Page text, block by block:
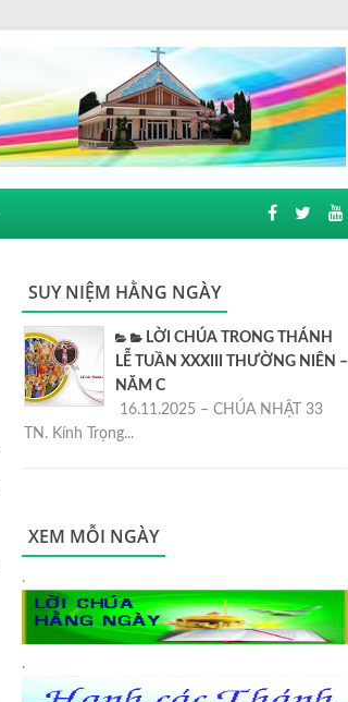
SUY NIỆM HẰNG NGÀY
LỜI CHÚA TRONG THÁNH
LỄ TUẦN XXXIII THƯỜNG NIÊN –
NĂM C
16.11.2025 – CHÚA NHẬT 33
TN. Kính Trọng...
XEM MỖI NGÀY
.
.